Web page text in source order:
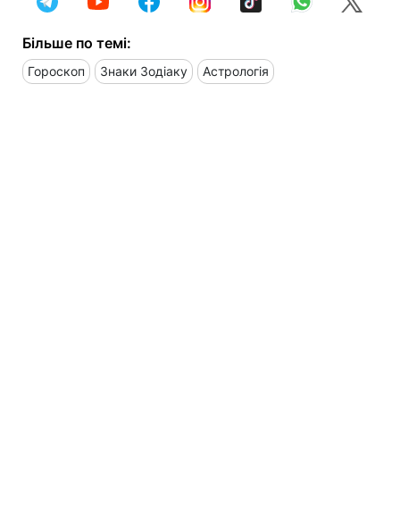
Більше по темі:
Гороскоп Знаки Зодіаку Астрологія